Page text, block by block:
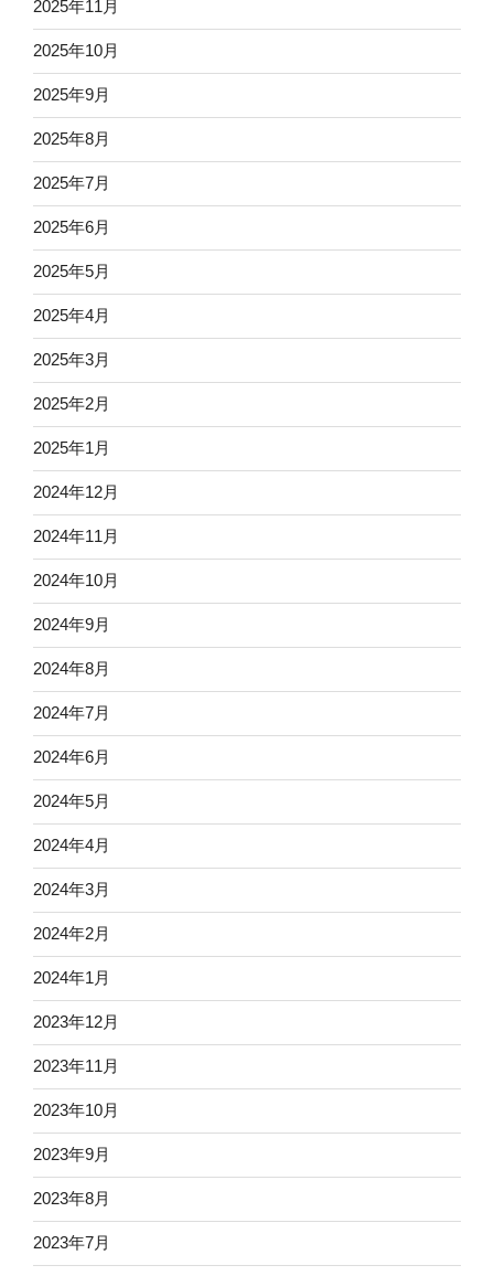
2025年11月
2025年10月
2025年9月
2025年8月
2025年7月
2025年6月
2025年5月
2025年4月
2025年3月
2025年2月
2025年1月
2024年12月
2024年11月
2024年10月
2024年9月
2024年8月
2024年7月
2024年6月
2024年5月
2024年4月
2024年3月
2024年2月
2024年1月
2023年12月
2023年11月
2023年10月
2023年9月
2023年8月
2023年7月